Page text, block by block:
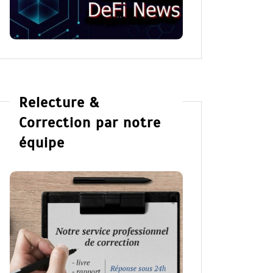
Relecture &
Correction par notre
équipe